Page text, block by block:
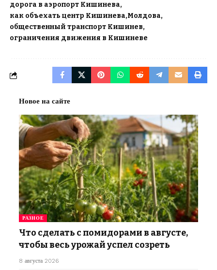
дорога в аэропорт Кишинева
как объехать центр Кишинева Молдова
общественный транспорт Кишинев
ограничения движения в Кишиневе
Новое на сайте
РАЗНОЕ
Что сделать с помидорами в августе,
чтобы весь урожай успел созреть
8 августа 2026